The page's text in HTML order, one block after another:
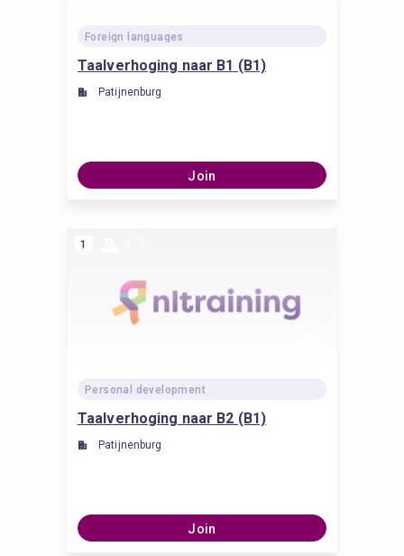
Foreign languages
Taalverhoging naar B1 (B1)
Patijnenburg
Join
1
Personal development
Taalverhoging naar B2 (B1)
Patijnenburg
Join